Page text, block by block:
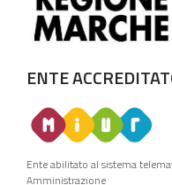
ENTE
Ente abilitato al sistema
Amministrazione